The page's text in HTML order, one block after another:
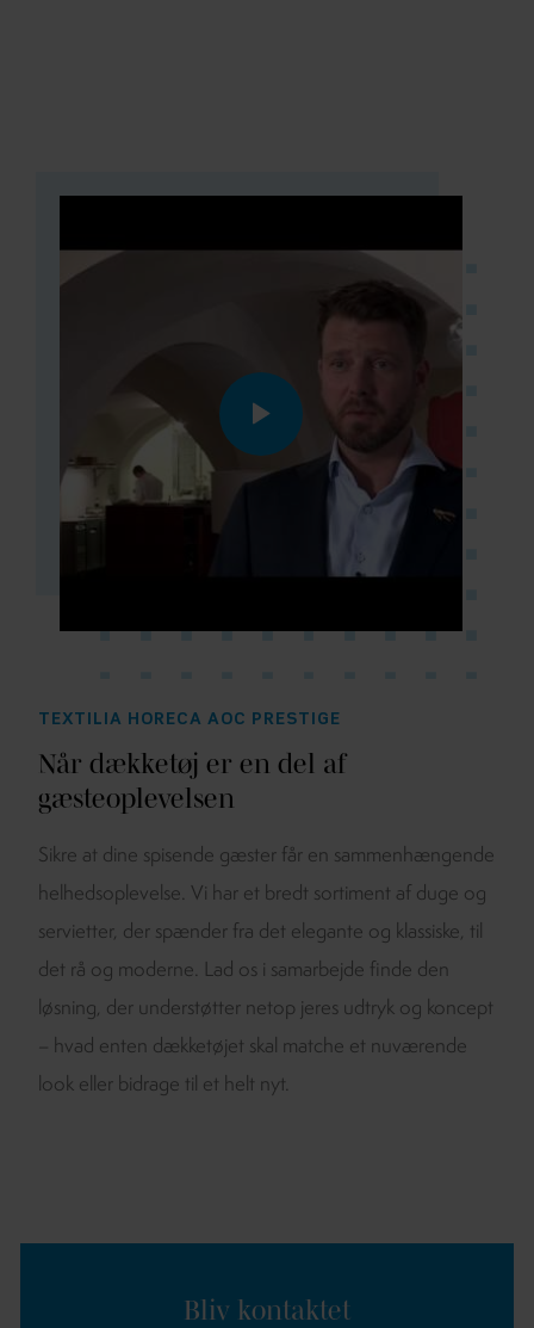
TEXTILIA HORECA AOC PRESTIGE
Når dækketøj er en del af
gæsteoplevelsen
Sikre at dine spisende gæster får en sammenhængende
helhedsoplevelse. Vi har et bredt sortiment af duge og
servietter, der spænder fra det elegante og klassiske, til
det rå og moderne. Lad os i samarbejde finde den
løsning, der understøtter netop jeres udtryk og koncept
– hvad enten dækketøjet skal matche et nuværende
look eller bidrage til et helt nyt.
Bliv kontaktet